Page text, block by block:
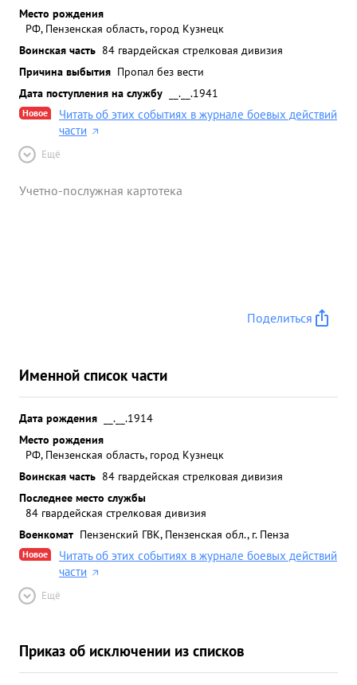
Место рождения
РФ, Пензенская область, город Кузнецк
Воинская часть 84 гвардейская стрелковая дивизия
Причина выбытия Пропал без вести
Дата поступления на службу
__.__.1941
Новое
Читать об этих событиях в журнале боевых действий
части
Ещё
Учетно-послужная картотека
Поделиться
Именной список части
Дата рождения
__.__.1914
Место рождения
РФ, Пензенская область, город Кузнецк
Воинская часть 84 гвардейская стрелковая дивизия
Последнее место службы
84 гвардейская стрелковая дивизия
Военкомат Пензенский ГВК, Пензенская обл., г. Пенза
Новое
Читать об этих событиях в журнале боевых действий
части
Ещё
Приказ об исключении из списков